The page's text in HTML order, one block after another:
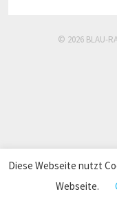
© 2026 BLAU-
Diese Webseite nutzt
Webseite.